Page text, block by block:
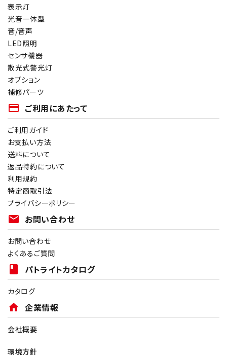
表示灯
光音一体型
音/音声
LED照明
センサ機器
散光式警光灯
オプション
補修パーツ
payment ご利用にあたって
ご利用ガイド
お支払い方法
送料について
返品特約について
利用規約
特定商取引法
プライバシーポリシー
mail お問い合わせ
お問い合わせ
よくあるご質問
book パトライトカタログ
カタログ
home 企業情報
会社概要
環境方針